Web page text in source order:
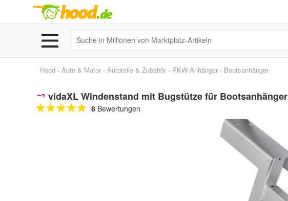
Hood › Auto & Motor › Autoteile & Zubehör › PKW-Anhänger › Bootsanhänger
vidaXL Windenstand mit Bugstütze für Bootsanhänger
8 Bewertungen